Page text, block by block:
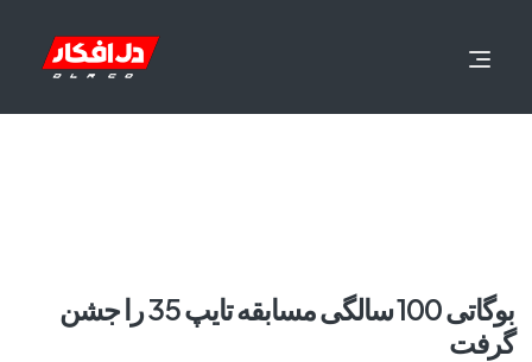
بوگاتی 100 سالگی مسابقه تایپ 35 را جشن
گرفت